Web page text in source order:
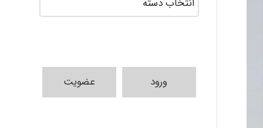
ورود عضویت